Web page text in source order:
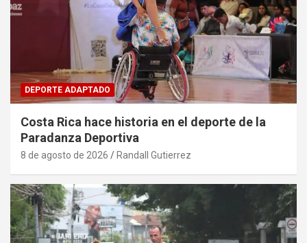
DEPORTE ADAPTADO
Costa Rica hace historia en el deporte de la
Paradanza Deportiva
8 de agosto de 2026 Randall Gutierrez